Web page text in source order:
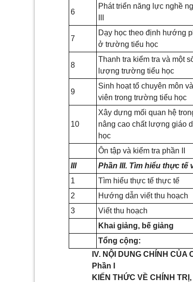
6
Phát triển năng lực nghề
7
Dạy học theo định hướng
ở trường tiểu học
8
Thanh tra kiểm tra và một
lượng trường tiểu học
9
Sinh hoạt tổ chuyên môn
viên trong trường tiểu học
10
Xây dựng mối quan hệ
nâng cao chất lượng giáo
học
Ôn tập và kiểm tra phần II
III
Phần III. Tìm hiểu thực tế
1
Tìm hiểu thực tế thực tế
2
Hướng dẫn viết thu hoạch
3
Viết thu hoạch
Khai giảng, bế giảng
Tổng cộng:
IV. NỘI DUNG CHÍNH CỦA
Phần I
KIẾN THỨC VỀ CHÍNH